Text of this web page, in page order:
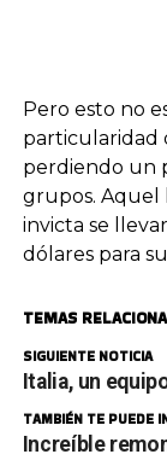
Pero esto no
particularidad
perdiendo un
grupos. Aquel
invicta se
dólares para
TEMAS
SIGUIENTE NOTICIA
Italia, un
TAMBIÉN TE PUEDE
Increíble